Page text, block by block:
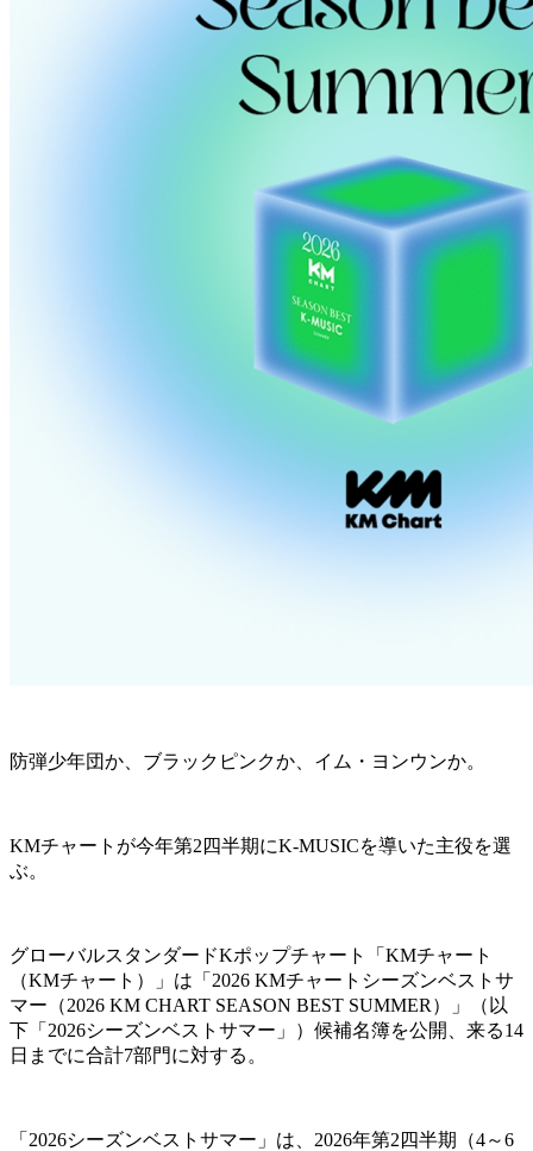
防弾少年団か、ブラックピンクか、イム・ヨンウンか。
KMチャートが今年第2四半期にK-MUSICを導いた主役を選
ぶ。
グローバルスタンダードKポップチャート「KMチャート
（KMチャート）」は「2026 KMチャートシーズンベストサ
マー（2026 KM CHART SEASON BEST SUMMER）」（以
下「2026シーズンベストサマー」）候補名簿を公開、来る14
日までに合計7部門に対する。
「2026シーズンベストサマー」は、2026年第2四半期（4～6